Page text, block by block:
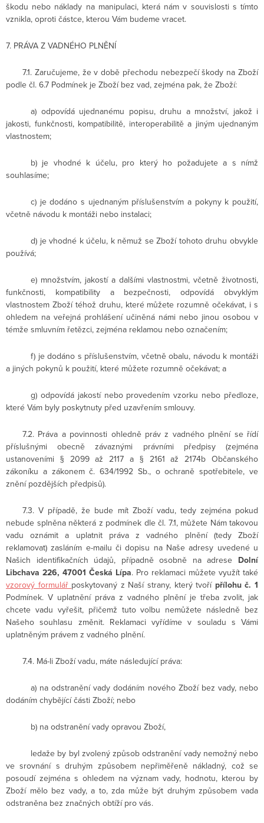
škodu nebo náklady na manipulaci, která nám v souvislosti s tímto
vznikla, oproti částce, kterou Vám budeme vracet.
7. PRÁVA Z VADNÉHO PLNĚNÍ
7.1. Zaručujeme, že v době přechodu nebezpečí škody na Zboží
podle čl. 6.7 Podmínek je Zboží bez vad, zejména pak, že Zboží:
a) odpovídá ujednanému popisu, druhu a množství, jakož i
jakosti, funkčnosti, kompatibilitě, interoperabilitě a jiným ujednaným
vlastnostem;
b) je vhodné k účelu, pro který ho požadujete a s nímž
souhlasíme;
c) je dodáno s ujednaným příslušenstvím a pokyny k použití,
včetně návodu k montáži nebo instalaci;
d) je vhodné k účelu, k němuž se Zboží tohoto druhu obvykle
používá;
e) množstvím, jakostí a dalšími vlastnostmi, včetně životnosti,
funkčnosti, kompatibility a bezpečnosti, odpovídá obvyklým
vlastnostem Zboží téhož druhu, které můžete rozumně očekávat, i s
ohledem na veřejná prohlášení učiněná námi nebo jinou osobou v
témže smluvním řetězci, zejména reklamou nebo označením;
f) je dodáno s příslušenstvím, včetně obalu, návodu k montáži
a jiných pokynů k použití, které můžete rozumně očekávat; a
g) odpovídá jakostí nebo provedením vzorku nebo předloze,
které Vám byly poskytnuty před uzavřením smlouvy.
7.2. Práva a povinnosti ohledně práv z vadného plnění se řídí
příslušnými obecně závaznými právními předpisy (zejména
ustanoveními § 2099 až 2117 a § 2161 až 2174b Občanského
zákoníku a zákonem č. 634/1992 Sb., o ochraně spotřebitele, ve
znění pozdějších předpisů).
7.3. V případě, že bude mít Zboží vadu, tedy zejména pokud
nebude splněna některá z podmínek dle čl. 7.1, můžete Nám takovou
vadu oznámit a uplatnit práva z vadného plnění (tedy Zboží
reklamovat) zasláním e-mailu či dopisu na Naše adresy uvedené u
Našich identifikačních údajů, případně osobně na adrese Dolní
Libchava 226, 47001 Česká Lípa. Pro reklamaci můžete využít také
vzorový formulář poskytovaný z Naší strany, který tvořípřílohu č. 1
Podmínek. V uplatnění práva z vadného plnění je třeba zvolit, jak
chcete vadu vyřešit, přičemž tuto volbu nemůžete následně bez
Našeho souhlasu změnit. Reklamaci vyřídíme v souladu s Vámi
uplatněným právem z vadného plnění.
7.4. Má-li Zboží vadu, máte následující práva:
a) na odstranění vady dodáním nového Zboží bez vady, nebo
dodáním chybějící části Zboží; nebo
b) na odstranění vady opravou Zboží,
ledaže by byl zvolený způsob odstranění vady nemožný nebo
ve srovnání s druhým způsobem nepřiměřeně nákladný, což se
posoudí zejména s ohledem na význam vady, hodnotu, kterou by
Zboží mělo bez vady, a to, zda může být druhým způsobem vada
odstraněna bez značných obtíží pro vás.